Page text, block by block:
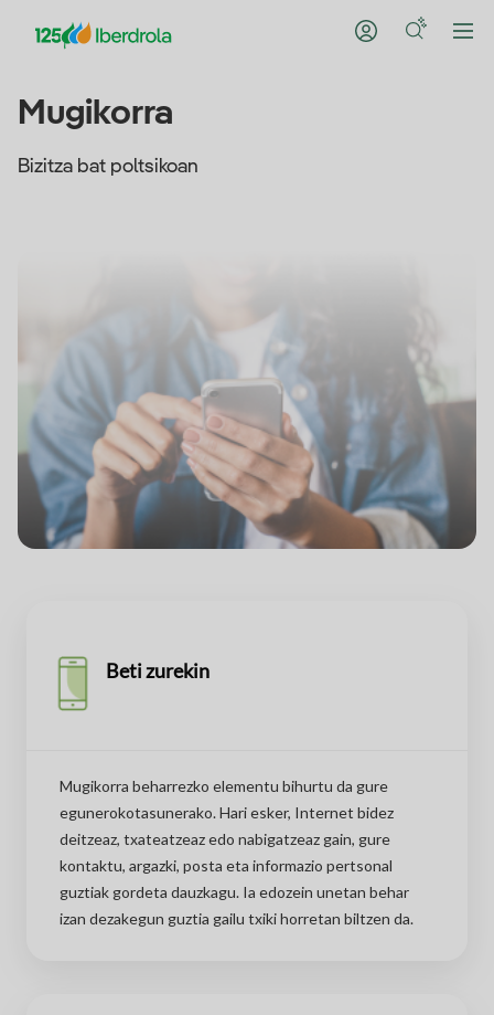
Mugikorra
Bizitza bat poltsikoan
Beti zurekin
Mugikorra beharrezko elementu bihurtu da gure
egunerokotasunerako. Hari esker, Internet bidez
deitzeaz, txateatzeaz edo nabigatzeaz gain, gure
kontaktu, argazki, posta eta informazio pertsonal
guztiak gordeta dauzkagu. Ia edozein unetan behar
izan dezakegun guztia gailu txiki horretan biltzen da.